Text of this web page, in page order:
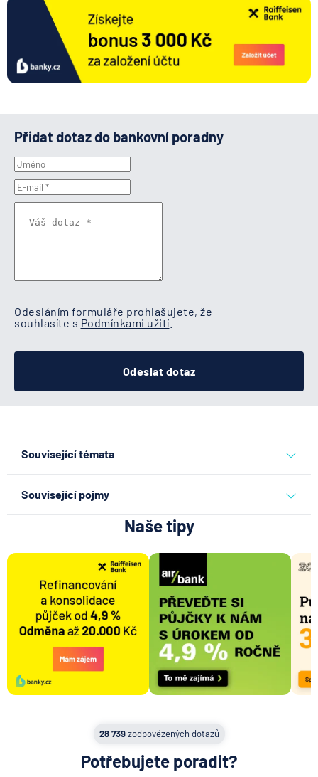
Přidat dotaz do bankovní poradny
Odesláním formuláře prohlašujete, že
souhlasíte s Podmínkami užití
Odeslat dotaz
Související témata
Související pojmy
Kód banky
Transakce
Kodex mobility klientů
Doklad totožnosti
Daňové povinnosti a postavení poplatníka
Daň z daru nemovitosti
Cílová částka
Naše tipy
28 739zodpovězených dotazů
Potřebujete poradit?